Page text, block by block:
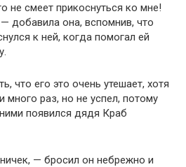
не смеет прикоснуться ко мне!
— добавила она, вспомнив, что
к ней, когда помогал ей
что его это очень утешает, хотя
много раз, но не успел, потому
появился дядя Краб
— бросил он небрежно и